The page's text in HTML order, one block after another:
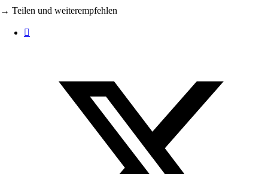
→ Teilen und weiterempfehlen